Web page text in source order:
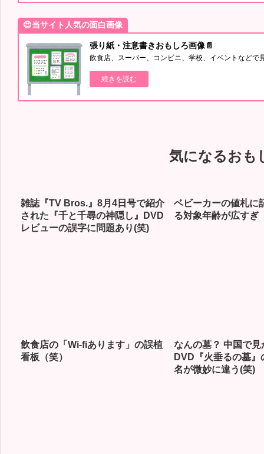
😍当サイト人気の面白画像
張り紙・注意書きおもしろ画像📄
飲食店、スーパー、コンビニ、学校、イベントなど
続きを読む
気になるおも
雑誌『TV Bros.』8月4日号で紹介
された『千と千尋の神隠し』DVD
レビューの誤字に問題あり(笑)
ベビーカーの値札に
る対象年齢が広すぎ
飲食店の「Wi-fiあります」の誤植
看板（笑）
なんの墓？ 中国で見
DVD『火垂るの墓』
名が微妙に違う(笑)